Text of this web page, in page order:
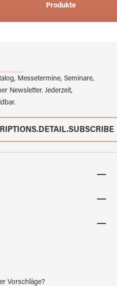
Produkte
Messetermine, Seminare,
Newsletter. Jederzeit,
Vorschläge?